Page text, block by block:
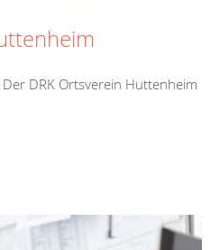
DRK Ortsverein Huttenheim